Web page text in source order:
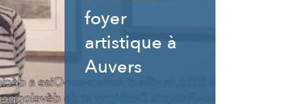
foyer
artistique à
Auvers